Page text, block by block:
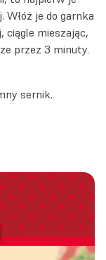
je do garnka
ciągle mieszając,
przez 3 minuty.
sernik.